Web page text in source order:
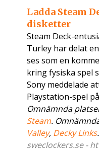
Ladda Steam
disketter
Steam Deck-
Turley har delat
ses som en
kring fysiska spel
Sony meddelade
Playstation-spel
Omnämnda
Steam.
Valley, Decky Links.
sweclockers.se -